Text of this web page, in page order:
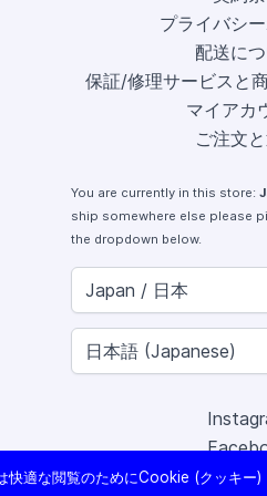
プライバシ
配送に
保証/修理サービスと
マイアカ
ご注文
You are currently in this store:
ship somewhere else please
the dropdown below.
X
快適な閲覧のためにCookie (クッキー)